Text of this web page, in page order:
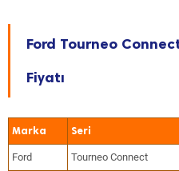
Ford Tourneo
Fiyatı
Marka Seri
Ford Tourneo Connect